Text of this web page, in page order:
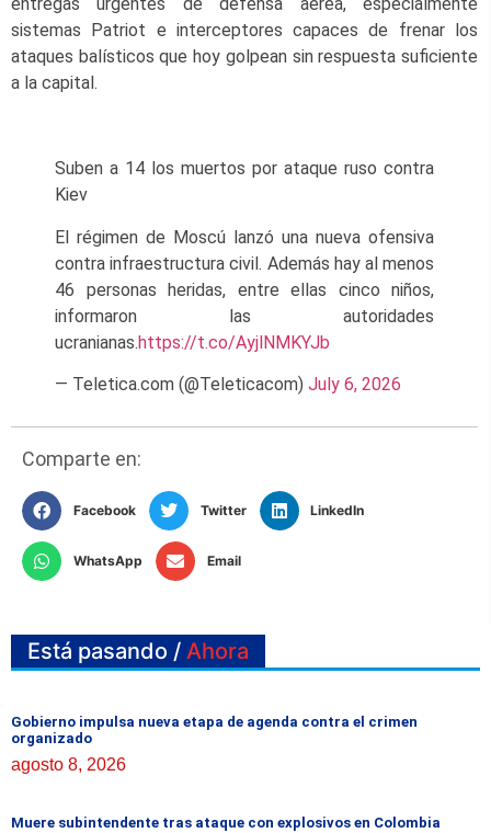
sistemas Patriot e interceptores capaces de frenar los
ataques balísticos que hoy golpean sin respuesta suficiente
a la capital.
Suben a 14 los muertos por ataque ruso contra
Kiev
El régimen de Moscú lanzó una nueva ofensiva
contra infraestructura civil. Además hay al menos
46 personas heridas, entre ellas cinco niños,
informaron las autoridades
ucranianas.https://t.co/AyjlNMKYJb
— Teletica.com (@Teleticacom) July 6, 2026
Comparte en:
Facebook Twitter LinkedIn
WhatsApp Email
Está pasando / Ahora
Gobierno impulsa nueva etapa de agenda contra el crimen
organizado
agosto 8, 2026
Muere subintendente tras ataque con explosivos en Colombia